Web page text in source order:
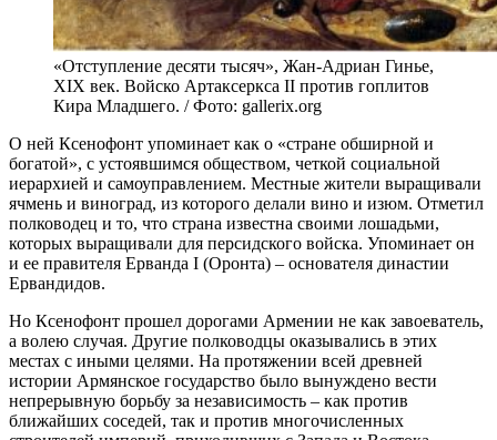
«Отступление десяти тысяч», Жан-Адриан Гинье,
XIX век. Войско Артаксеркса II против гоплитов
Кира Младшего. / Фото: gallerix.org
О ней Ксенофонт упоминает как о «стране обширной и
богатой», с устоявшимся обществом, четкой социальной
иерархией и самоуправлением. Местные жители выращивали
ячмень и виноград, из которого делали вино и изюм. Отметил
полководец и то, что страна известна своими лошадьми,
которых выращивали для персидского войска. Упоминает он
и ее правителя Ерванда I (Оронта) – основателя династии
Ервандидов.
Но Ксенофонт прошел дорогами Армении не как завоеватель,
а волею случая. Другие полководцы оказывались в этих
местах с иными целями. На протяжении всей древней
истории Армянское государство было вынуждено вести
непрерывную борьбу за независимость – как против
ближайших соседей, так и против многочисленных